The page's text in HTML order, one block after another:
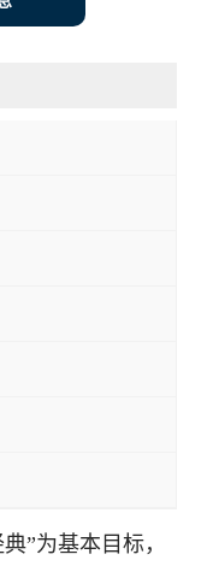
”为基本目标，